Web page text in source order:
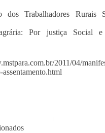
dos Trabalhadores Rurais
Por justiça Social e
2011/04/